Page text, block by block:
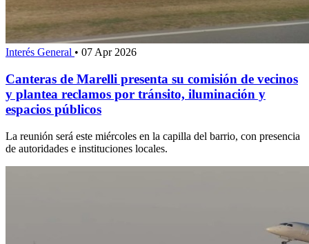
Interés General • 07 Apr 2026
Canteras de Marelli presenta su comisión de vecinos
y plantea reclamos por tránsito, iluminación y
espacios públicos
La reunión será este miércoles en la capilla del barrio, con presencia
de autoridades e instituciones locales.